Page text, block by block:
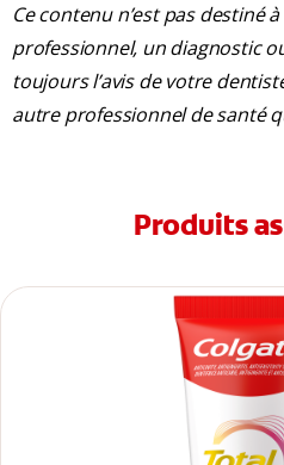
Ce contenu n’est pas destiné
professionnel, un diagnostic
toujours l’avis de votre
autre professionnel de santé
Produits